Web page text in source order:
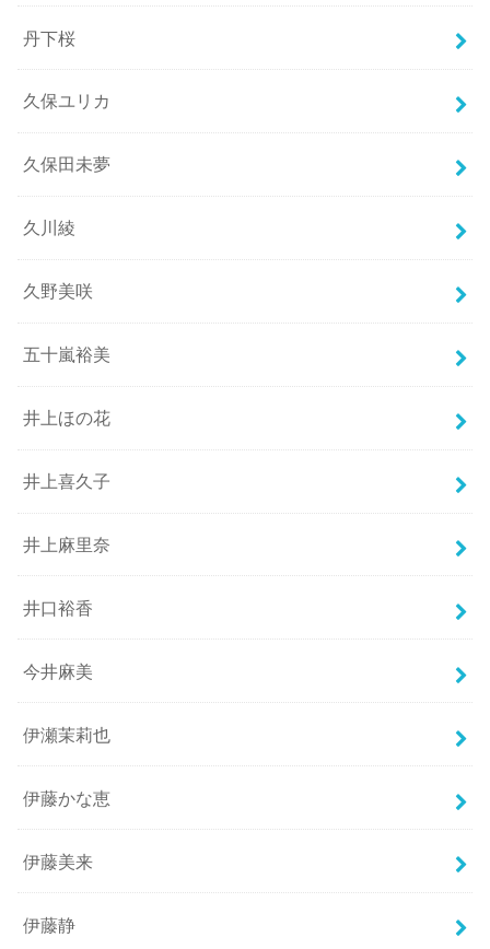
丹下桜
久保ユリカ
久保田未夢
久川綾
久野美咲
五十嵐裕美
井上ほの花
井上喜久子
井上麻里奈
井口裕香
今井麻美
伊瀬茉莉也
伊藤かな恵
伊藤美来
伊藤静